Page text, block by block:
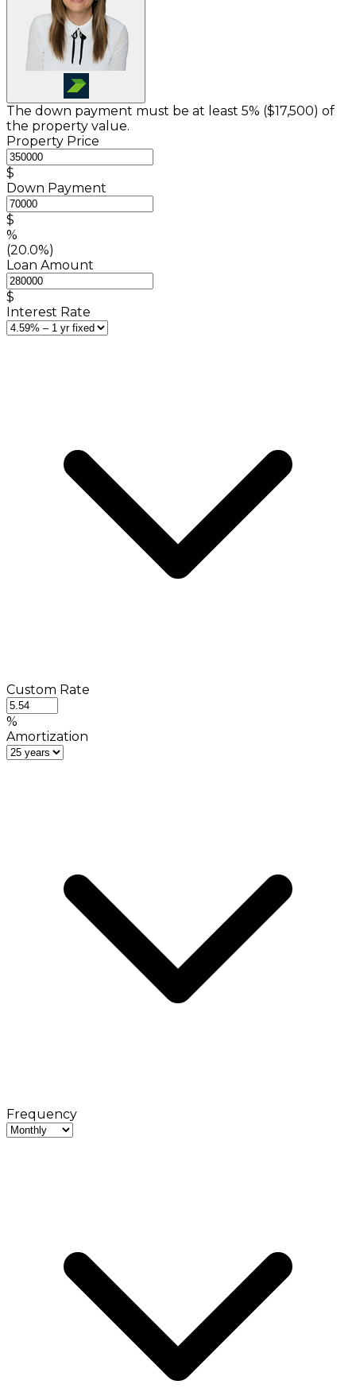
The down payment must be at least 5% ($17,500) of
the property value.
Property Price
$
Down Payment
$
%
(20.0%)
Loan Amount
$
Interest Rate
Custom Rate
%
Amortization
Frequency